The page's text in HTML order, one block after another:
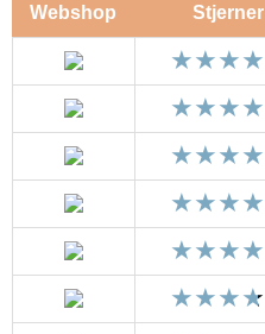
Webshop Stjerner